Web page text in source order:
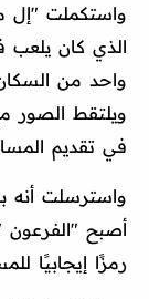
واستكملت "إل
الذي كان يلعب
واحد من
ويلتقط الصور
في تقديم
واسترسلت أنه
أصبح "الفرعون
رمزًا إيجابيًا